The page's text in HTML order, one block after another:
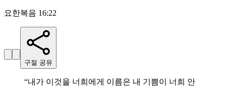
요한복음 16:22
구절 공유
“내가 이것을 너희에게 이름은 내 기쁨이 너희 안